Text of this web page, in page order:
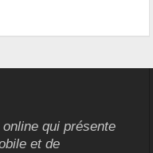
qui présente
et de